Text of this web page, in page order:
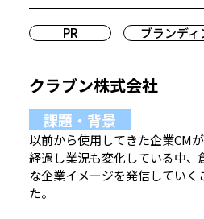
PR ブランディ
クラブン株式会社
課題・背景
以前から使用してきた企業CM
経過し業況も変化している中、
な企業イメージを発信してい
た。